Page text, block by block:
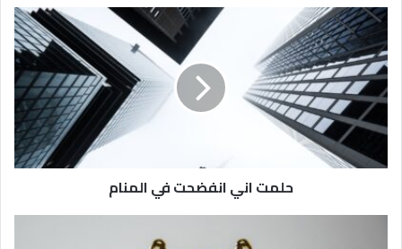
حلمت اني انفضحت في المنام